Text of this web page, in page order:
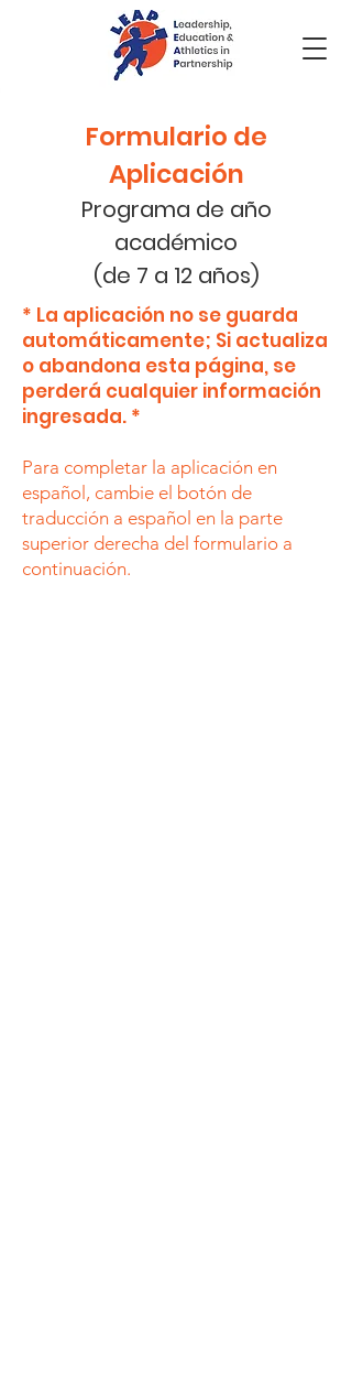
Formulario de
Aplicación
Programa de año
académico
(de 7 a 12 años)
* La aplicación no se guarda
automáticamente; Si actualiza
o abandona esta página, se
perderá cualquier información
ingresada. *
Para completar la aplicación en
español, cambie el botón de
traducción a español en la parte
superior derecha del formulario a
continuación.